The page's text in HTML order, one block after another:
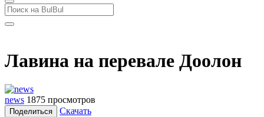
Лавина на перевале Доолон
news 1875 просмотров
Поделиться
Скачать